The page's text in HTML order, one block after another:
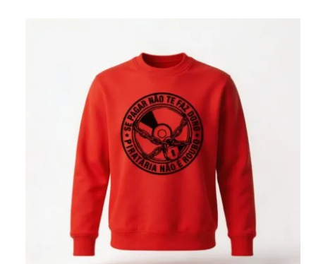
R$ 278,99.
R$ 237,14.